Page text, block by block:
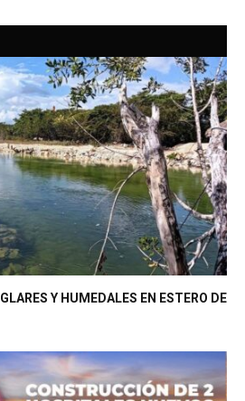
Y HUMEDALES EN ESTERO DE